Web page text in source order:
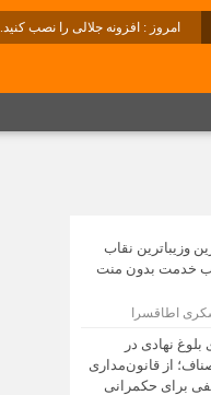
امروز : افزونه جلالی را نصب کنید.
وزیباترین نقاب
خدمت بدون منت
اطاقسرا
نهادی در
از قانون‌مداری
برای حکمرانی